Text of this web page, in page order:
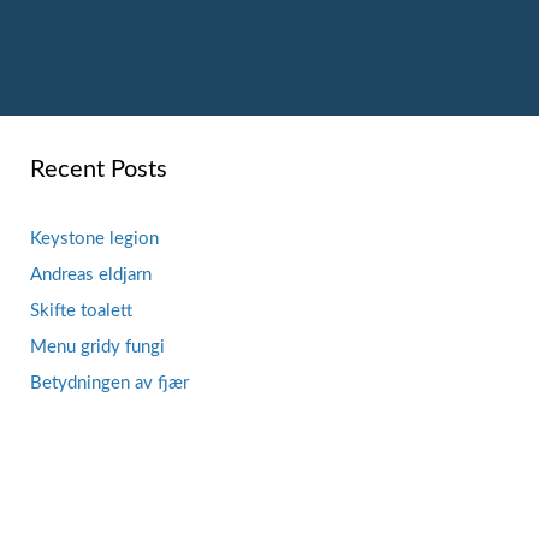
Recent Posts
Keystone legion
Andreas eldjarn
Skifte toalett
Menu gridy fungi
Betydningen av fjær